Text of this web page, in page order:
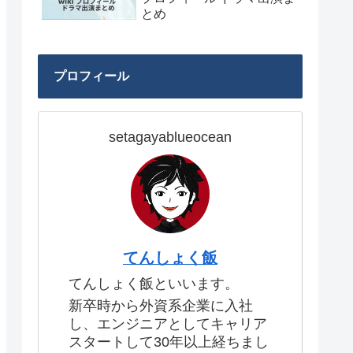
とめ
プロフィール
setagayablueocean
てんしょく飯
てんしょく飯といいます。
新卒時から外資系企業に入社
し、エンジニアとしてキャリア
スタートして30年以上経ちまし